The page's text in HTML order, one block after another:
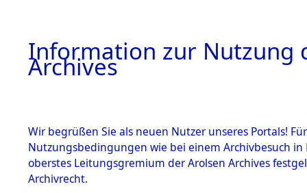
Information zur Nutzung
Archives
Wir begrüßen Sie als neuen Nutzer unseres Portals!
Nutzungsbedingungen wie bei einem Archivbesuch
oberstes Leitungsgremium der Arolsen Archives
Archivrecht.